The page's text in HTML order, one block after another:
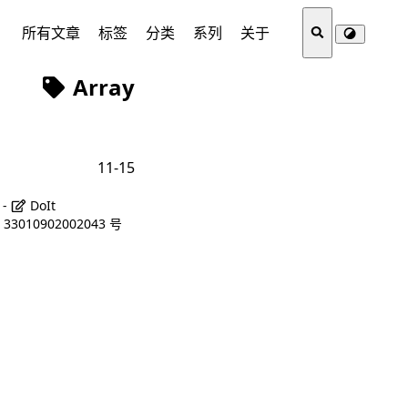
所有文章 标签 分类 系列 关于
Array
11-15
DoIt
号